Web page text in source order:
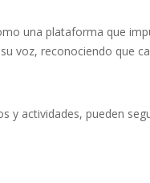
una plataforma que
voz, reconociendo que
y actividades, pueden